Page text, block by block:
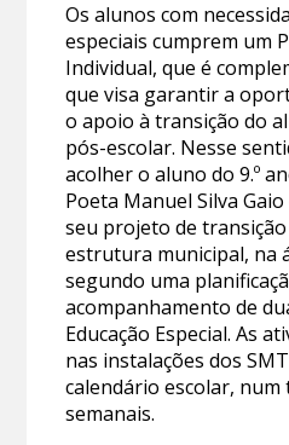
Os alunos com
especiais cumprem um
Individual, que é
que visa garantir a
o apoio à transição do
pós-escolar. Nesse
acolher o aluno do 9.º
Poeta Manuel Silva
seu projeto de
estrutura municipal, na
segundo uma
acompanhamento de
Educação Especial. As
nas instalações dos
calendário escolar, num
semanais.